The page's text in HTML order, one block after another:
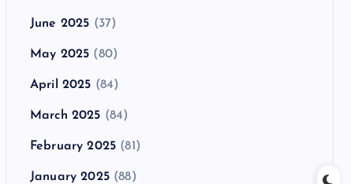
June 2025 (37)
May 2025 (80)
April 2025 (84)
March 2025 (84)
February 2025 (81)
January 2025(88)